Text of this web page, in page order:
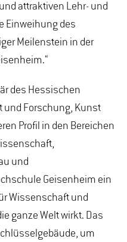
attraktiven Lehr- und
Einweihung des
Meilenstein in der
des Hessischen
Forschung, Kunst
Profil in den Bereichen
und
Geisenheim ein
Wissenschaft und
ganze Welt wirkt. Das
um